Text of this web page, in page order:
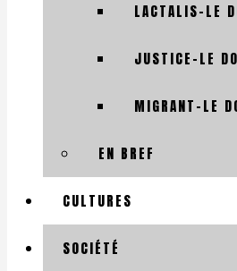
LACTALIS-LE
JUSTICE-LE
MIGRANT-LE
EN BREF
CULTURES
SOCIÉTÉ